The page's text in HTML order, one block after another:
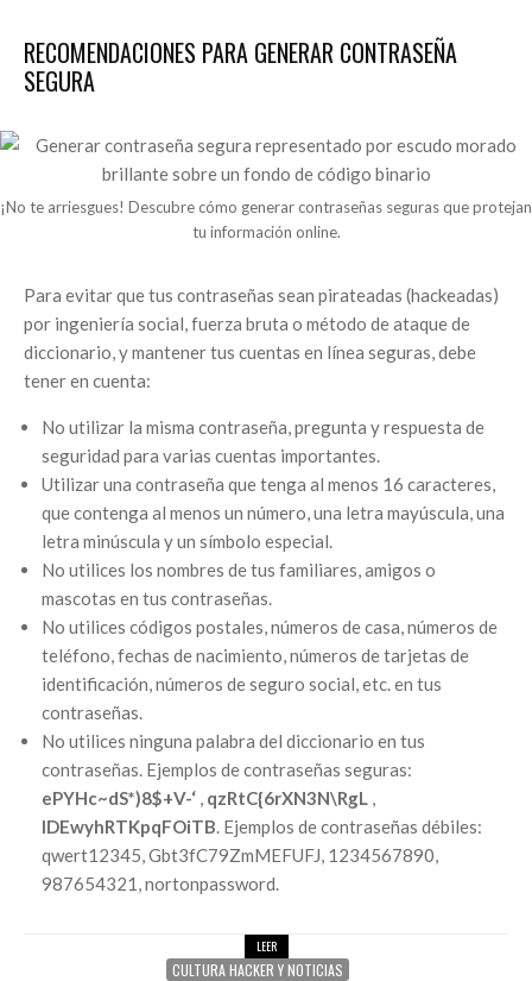
RECOMENDACIONES PARA GENERAR CONTRASEÑA
SEGURA
¡No te arriesgues! Descubre cómo generar contraseñas seguras que protejan
tu información online.
Para evitar que tus contraseñas sean pirateadas (hackeadas)
por ingeniería social, fuerza bruta o método de ataque de
diccionario, y mantener tus cuentas en línea seguras, debe
tener en cuenta:
No utilizar la misma contraseña, pregunta y respuesta de
seguridad para varias cuentas importantes.
Utilizar una contraseña que tenga al menos 16 caracteres,
que contenga al menos un número, una letra mayúscula, una
letra minúscula y un símbolo especial.
No utilices los nombres de tus familiares, amigos o
mascotas en tus contraseñas.
No utilices códigos postales, números de casa, números de
teléfono, fechas de nacimiento, números de tarjetas de
identificación, números de seguro social, etc. en tus
contraseñas.
No utilices ninguna palabra del diccionario en tus
contraseñas. Ejemplos de contraseñas seguras:
ePYHc~dS*)8$+V-‘ , qzRtC{6rXN3N\RgL ,
IDEwyhRTKpqFOiTB. Ejemplos de contraseñas débiles:
qwert12345, Gbt3fC79ZmMEFUFJ, 1234567890,
987654321, nortonpassword.
LEER
CULTURA HACKER Y NOTICIAS